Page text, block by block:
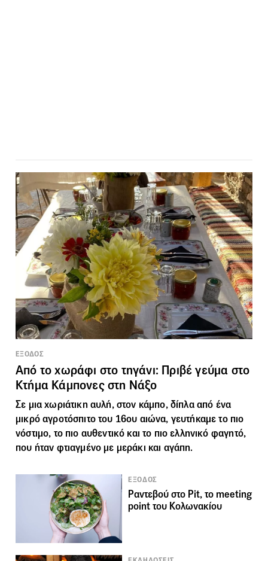
ΕΞΟΔΟΣ
Από το χωράφι στο τηγάνι: Πριβέ γεύμα στο
Κτήμα Κάμπονες στη Νάξο
Σε μια χωριάτικη αυλή, στον κάμπο, δίπλα από ένα
μικρό αγροτόσπιτο του 16ου αιώνα, γευτήκαμε το πιο
νόστιμο, το πιο αυθεντικό και το πιο ελληνικό φαγητό,
που ήταν φτιαγμένο με μεράκι και αγάπη.
ΕΞΟΔΟΣ
Ραντεβού στο Pit, το meeting
point του Κολωνακίου